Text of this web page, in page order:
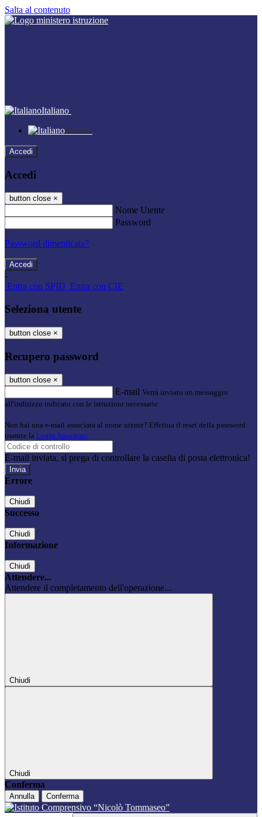
Salta al contenuto
Italiano
Italiano
Accedi
Accedi
button close ×
Nome Utente
Password
Password dimenticata?
-
Entra con SPID Entra con CIE
Seleziona utente
button close ×
Recupero password
button close ×
E-mail Verrà inviato un messaggio
all'indirizzo indicato con le istruzioni necessarie.
Non hai una e-mail associata al nome utente? Effettua il reset della password
tramite la Login Spaggiari
E-mail inviata, si prega di controllare la casella di posta elettronica!
Errore
Chiudi
Successo
Chiudi
Informazione
Chiudi
Attendere...
Attendere il completamento dell'operazione...
Chiudi
Chiudi
Conferma
Annulla Conferma